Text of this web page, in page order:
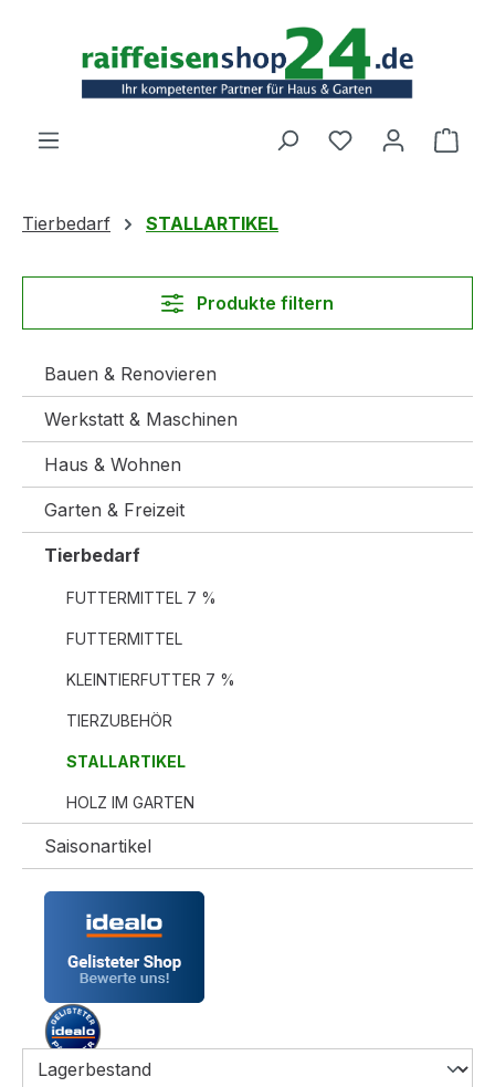
Tierbedarf STALLARTIKEL
Produkte filtern
Bauen & Renovieren
Werkstatt & Maschinen
Haus & Wohnen
Garten & Freizeit
Tierbedarf
FUTTERMITTEL 7 %
FUTTERMITTEL
KLEINTIERFUTTER 7 %
TIERZUBEHÖR
STALLARTIKEL
HOLZ IM GARTEN
Saisonartikel